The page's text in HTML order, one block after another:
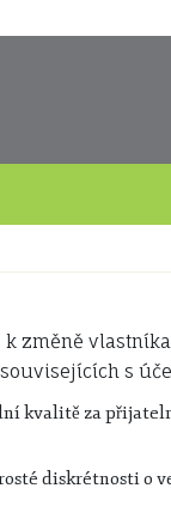
změně
s
kvalitě za
diskrétnosti o